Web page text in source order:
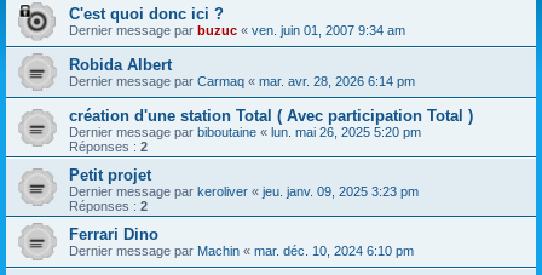
C'est quoi donc ici ?
Dernier message par buzuc « ven. juin 01, 2007 9:34 am
Robida Albert
Dernier message par Carmaq « mar. avr. 28, 2026 6:14 pm
création d'une station Total ( Avec participation Total )
Dernier message par biboutaine « lun. mai 26, 2025 5:20 pm
Réponses : 2
Petit projet
Dernier message par keroliver « jeu. janv. 09, 2025 3:23 pm
Réponses : 2
Ferrari Dino
Dernier message par Machin « mar. déc. 10, 2024 6:10 pm